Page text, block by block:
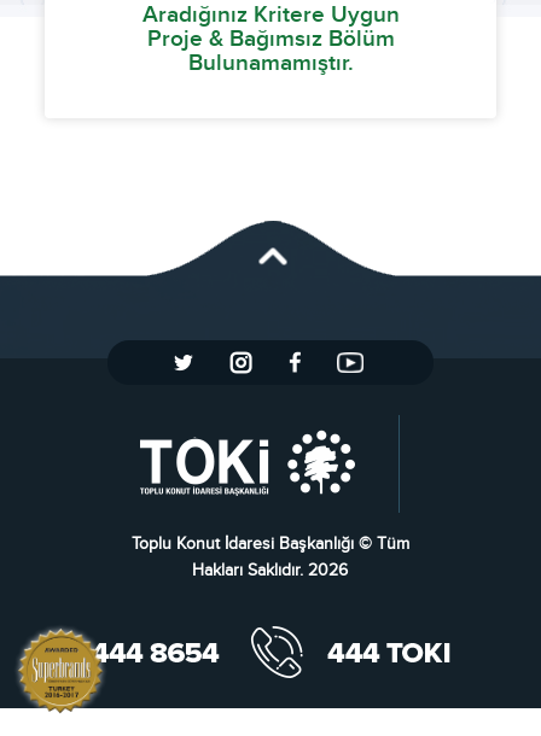
Aradığınız Kritere Uygun
Proje & Bağımsız Bölüm
Bulunamamıştır.
Toplu Konut İdaresi Başkanlığı © Tüm
Hakları Saklıdır. 2026